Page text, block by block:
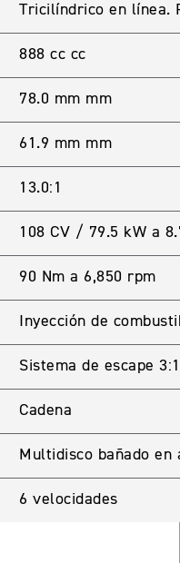
Tricilíndrico en línea.
888 cc cc
78.0 mm mm
61.9 mm mm
13.0:1
108 CV / 79.5 kW a
90 Nm a 6,850 rpm
Inyección de
Sistema de escape
Cadena
Multidisco bañado en
6 velocidades